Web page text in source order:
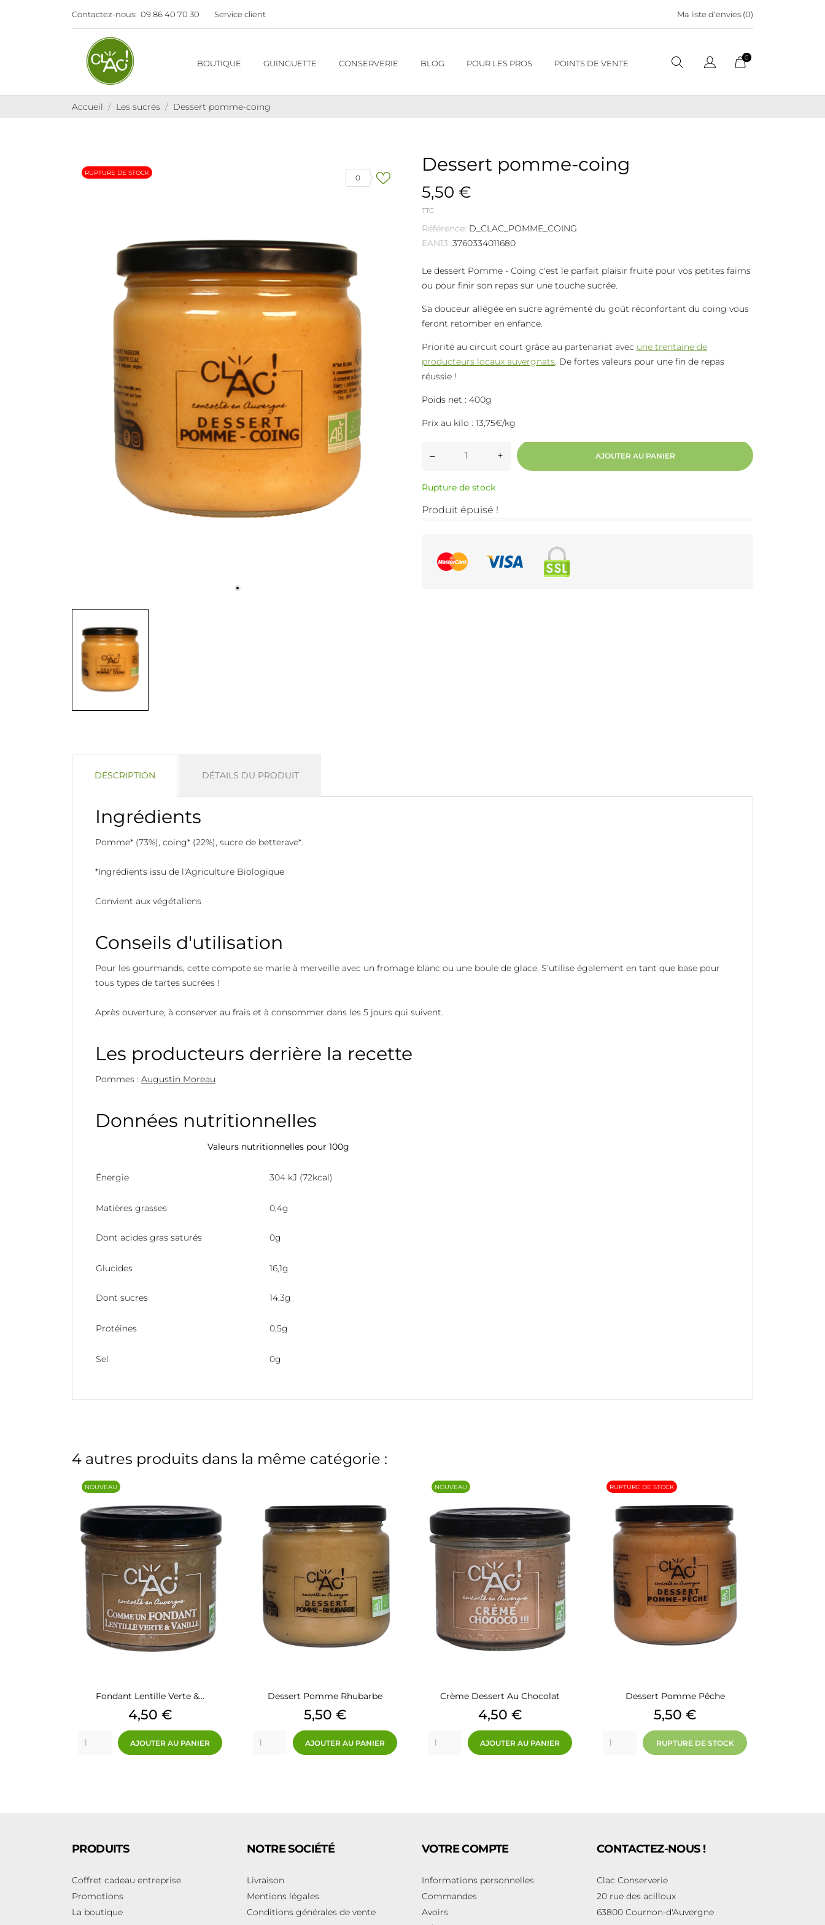
Contactez-nous: 09 86 40 70 30 Service client Ma liste d'envies (0)
BOUTIQUE GUINGUETTE CONSERVERIE BLOG POUR LES PROS POINTS DE VENTE
0
Accueil Les sucrés Dessert pomme-coing
0
RUPTURE DE STOCK Dessert pomme-coing
5,50 €
TTC
Référence: D_CLAC_POMME_COING
EAN13: 3760334011680
Le dessert Pomme - Coing c'est le parfait plaisir fruité pour vos petites faims
ou pour finir son repas sur une touche sucrée.
Sa douceur allégée en sucre agrémenté du goût réconfortant du coing vous
feront retomber en enfance.
Priorité au circuit court grâce au partenariat avec une trentaine de
producteurs locaux auvergnats. De fortes valeurs pour une fin de repas
réussie !
Poids net : 400g
Prix au kilo : 13,75€/kg
– + AJOUTER AU PANIER
Rupture de stock
Produit épuisé !
DESCRIPTION DÉTAILS DU PRODUIT
Ingrédients
Pomme* (73%), coing* (22%), sucre de betterave*.
*Ingrédients issu de l'Agriculture Biologique
Convient aux végétaliens
Conseils d'utilisation
Pour les gourmands, cette compote se marie à merveille avec un fromage blanc ou une boule de glace. S'utilise également en tant que base pour
tous types de tartes sucrées !
Après ouverture, à conserver au frais et à consommer dans les 5 jours qui suivent.
Les producteurs derrière la recette
Pommes : Augustin Moreau
Données nutritionnelles
Valeurs nutritionnelles pour 100g
Énergie 304 kJ (72kcal)
Matières grasses
Dont acides gras saturés
0,4g
0g
Glucides
Dont sucres
16,1g
14,3g
Protéines 0,5g
Sel 0g
4 autres produits dans la même catégorie :
Fondant Lentille Verte &...
Prix
4,50 €
AJOUTER AU PANIER
NOUVEAU
Dessert Pomme Rhubarbe
Prix
5,50 €
AJOUTER AU PANIER
Crème Dessert Au Chocolat
Prix
4,50 €
AJOUTER AU PANIER
NOUVEAU
Dessert Pomme Pêche
Prix
5,50 €
RUPTURE DE STOCK
RUPTURE DE STOCK
PRODUITS
Coffret cadeau entreprise
Promotions
La boutique
NOTRE SOCIÉTÉ
Livraison
Mentions légales
Conditions générales de vente
VOTRE COMPTE
Informations personnelles
Commandes
Avoirs
CONTACTEZ-NOUS !
Clac Conserverie
20 rue des acilloux
63800 Cournon-d'Auvergne